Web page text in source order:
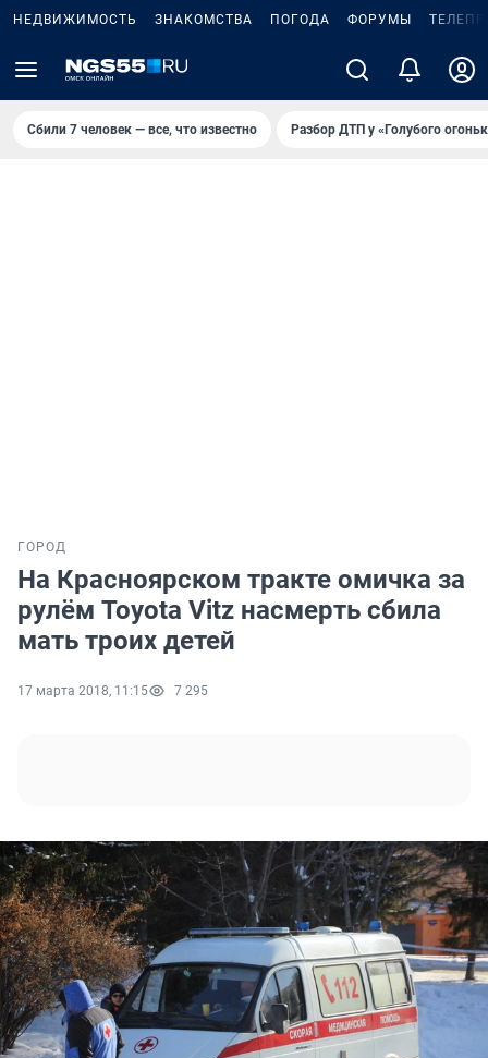
НЕДВИЖИМОСТЬ ЗНАКОМСТВА ПОГОДА ФОРУМЫ
Сбили 7 человек — все, что известно Разбор ДТП у «Голубого
ГОРОД
На Красноярском тракте омичка за
рулём Toyota Vitz насмерть сбила
мать троих детей
17 марта 2018, 11:15 7 295